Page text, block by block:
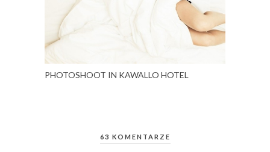
PHOTOSHOOT IN KAWALLO HOTEL
63 KOMENTARZE